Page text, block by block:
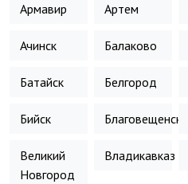
Армавир Артем
Ачинск Балаково
Батайск Белгород
Бийск Благовещенск
Великий
Новгород
Владикавказ